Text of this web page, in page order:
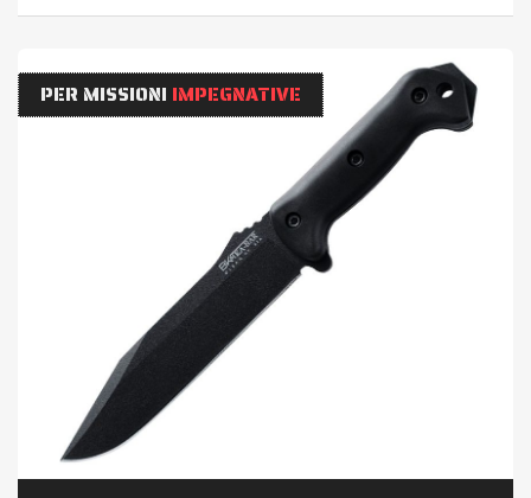
PER MISSIONI IMPEGNATIVE